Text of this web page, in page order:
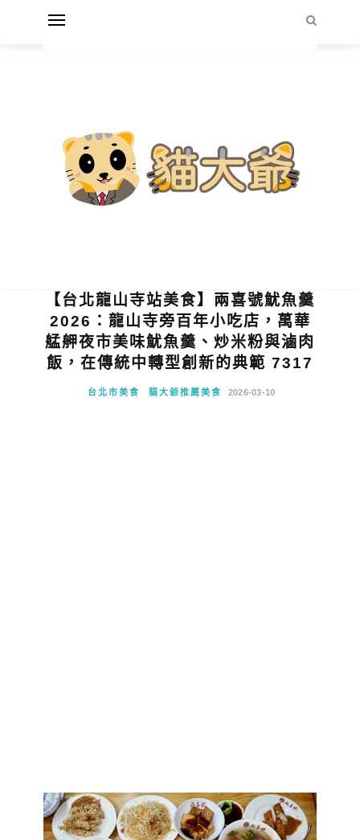
【台北龍山寺站美食】兩喜號魷魚羹
2026：龍山寺旁百年小吃店，萬華
艋舺夜市美味魷魚羹、炒米粉與滷肉
飯，在傳統中轉型創新的典範 7317
台北市美食 貓大爺推薦美食 2026-03-10